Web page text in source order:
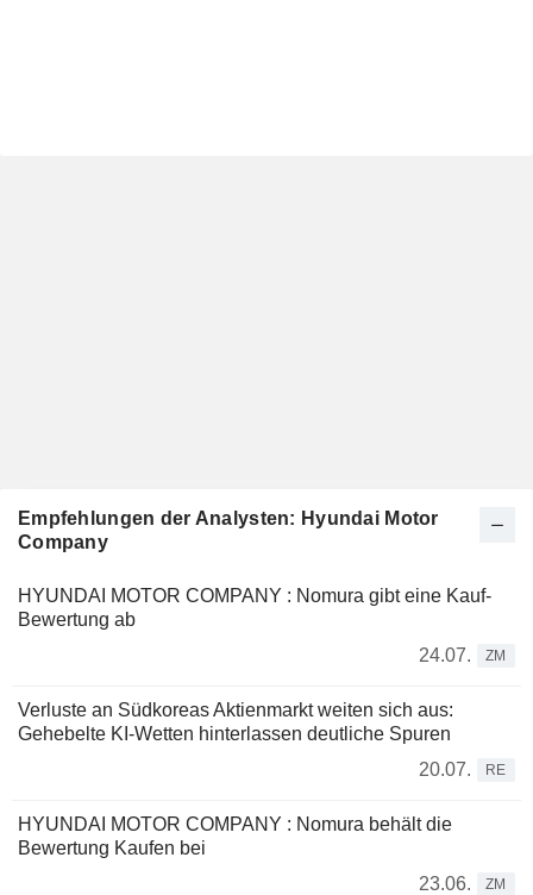
Empfehlungen der Analysten: Hyundai Motor
Company
HYUNDAI MOTOR COMPANY : Nomura gibt eine Kauf-
Bewertung ab
24.07.
ZM
Verluste an Südkoreas Aktienmarkt weiten sich aus:
Gehebelte KI-Wetten hinterlassen deutliche Spuren
20.07.
RE
HYUNDAI MOTOR COMPANY : Nomura behält die
Bewertung Kaufen bei
23.06.
ZM